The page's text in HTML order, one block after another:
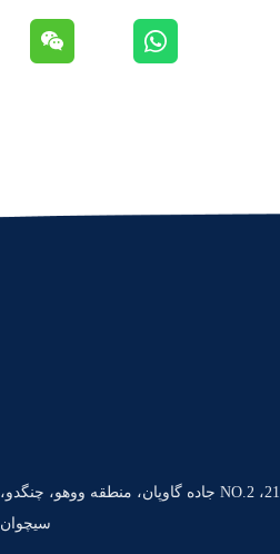
طبقه 21، NO.2 جاده گاوپان، منطقه ووهو، چنگدو،
سیچوان